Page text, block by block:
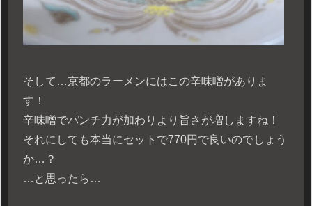
そして…京都のラーメンにはこの辛味噌がありま
す！
辛味噌でパンチ力が加わりより旨さが増しますね！
それにしても本当にセットで770円で良いのでしょう
か…？
…と思ったら…